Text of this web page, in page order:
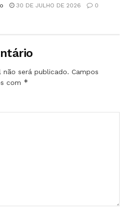
30 DE JULHO DE 2026 0
não será publicado. Campos
com *